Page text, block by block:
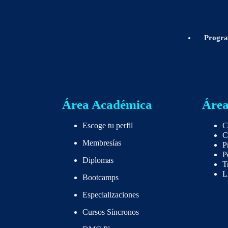
Área Académica
Escoge tu perfil
Membresías
Diplomas
Bootcamps
Especializaciones
Cursos Síncronos